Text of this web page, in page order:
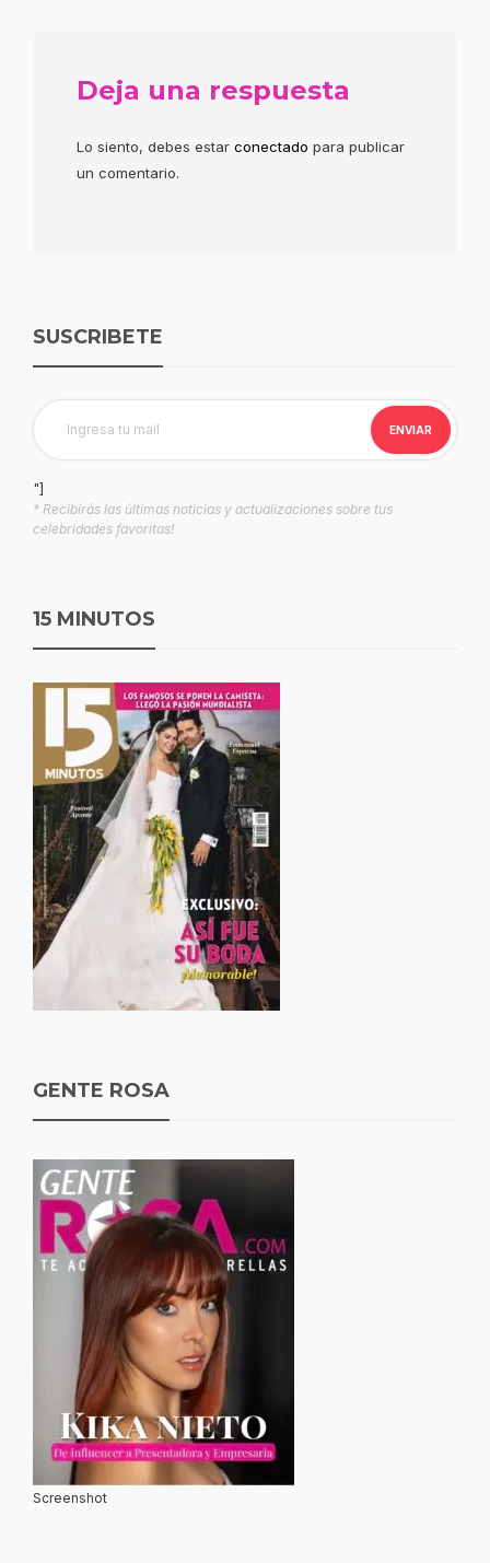
Deja una respuesta
Lo siento, debes estar conectado para publicar
un comentario.
SUSCRIBETE
"]
* Recibirás las últimas noticias y actualizaciones sobre tus
celebridades favoritas!
15 MINUTOS
GENTE ROSA
Screenshot